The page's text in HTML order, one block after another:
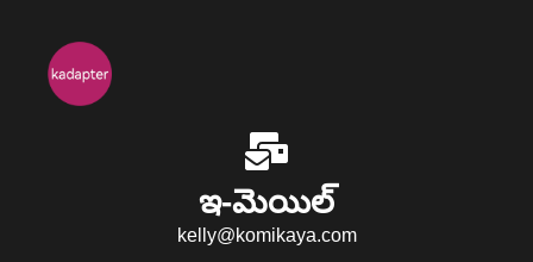
ఇ-మెయిల్
kelly@komikaya.com